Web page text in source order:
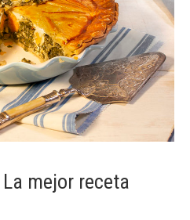
mejor receta